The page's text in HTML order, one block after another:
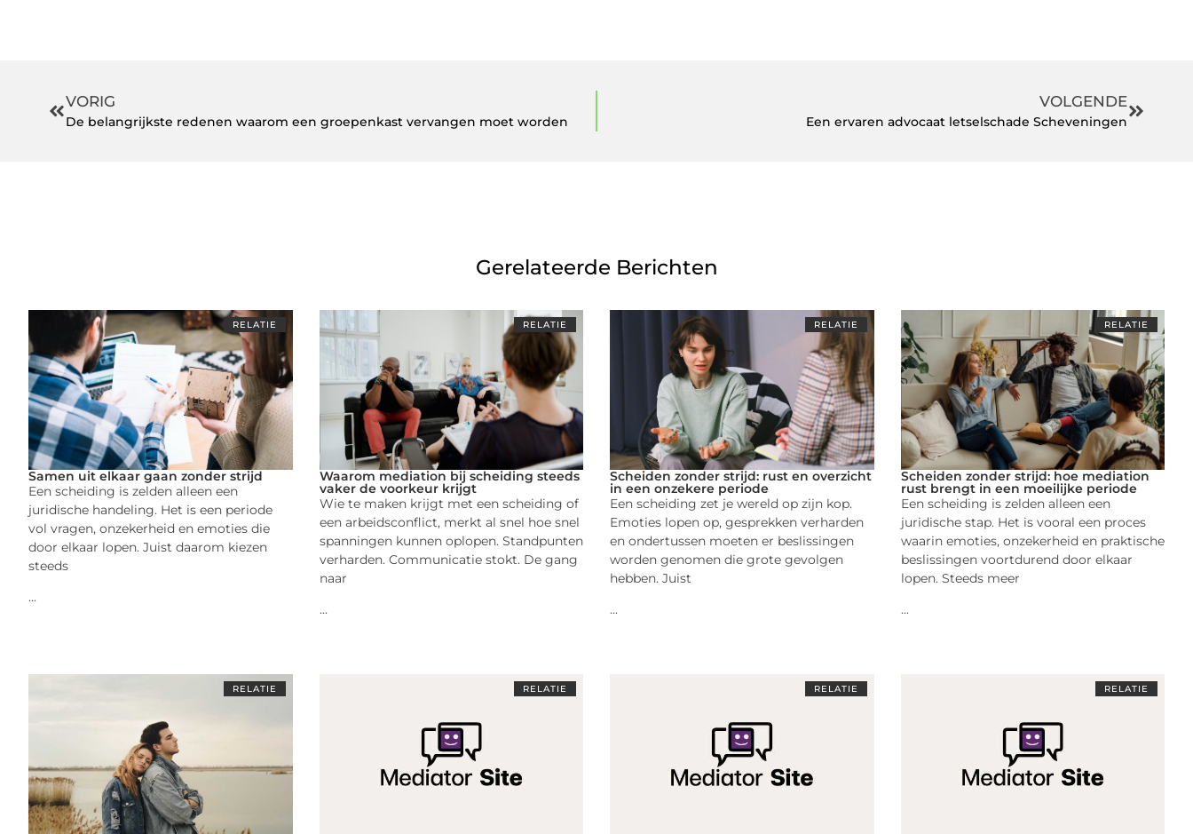
VORIG
De belangrijkste redenen waarom een groepenkast vervangen moet worden
VOLGENDE
Een ervaren advocaat letselschade Scheveningen
Gerelateerde Berichten
RELATIE
Samen uit elkaar gaan zonder strijd
Een scheiding is zelden alleen een
juridische handeling. Het is een periode
vol vragen, onzekerheid en emoties die
door elkaar lopen. Juist daarom kiezen
steeds
...
RELATIE
Waarom mediation bij scheiding steeds
vaker de voorkeur krijgt
Wie te maken krijgt met een scheiding of
een arbeidsconflict, merkt al snel hoe snel
spanningen kunnen oplopen. Standpunten
verharden. Communicatie stokt. De gang
naar
...
RELATIE
Scheiden zonder strijd: rust en overzicht
in een onzekere periode
Een scheiding zet je wereld op zijn kop.
Emoties lopen op, gesprekken verharden
en ondertussen moeten er beslissingen
worden genomen die grote gevolgen
hebben. Juist
...
RELATIE
Scheiden zonder strijd: hoe mediation
rust brengt in een moeilijke periode
Een scheiding is zelden alleen een
juridische stap. Het is vooral een proces
waarin emoties, onzekerheid en praktische
beslissingen voortdurend door elkaar
lopen. Steeds meer
...
RELATIE RELATIE RELATIE RELATIE